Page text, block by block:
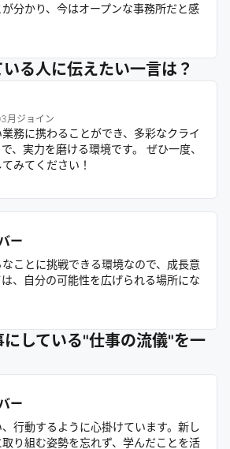
分かり、今はオープンな事務所だと感
る人に伝えたい一言は？
月ジョイン
務に携わることができ、多彩なクライ
、実力を磨ける環境です。 ぜひ一度、
みてください！
ー
ことに挑戦できる環境なので、成長意
、自分の可能性を広げられる場所にな
している"仕事の流儀"を一
ー
行動するように心掛けています。新し
り組む姿勢を忘れず、学んだことを活